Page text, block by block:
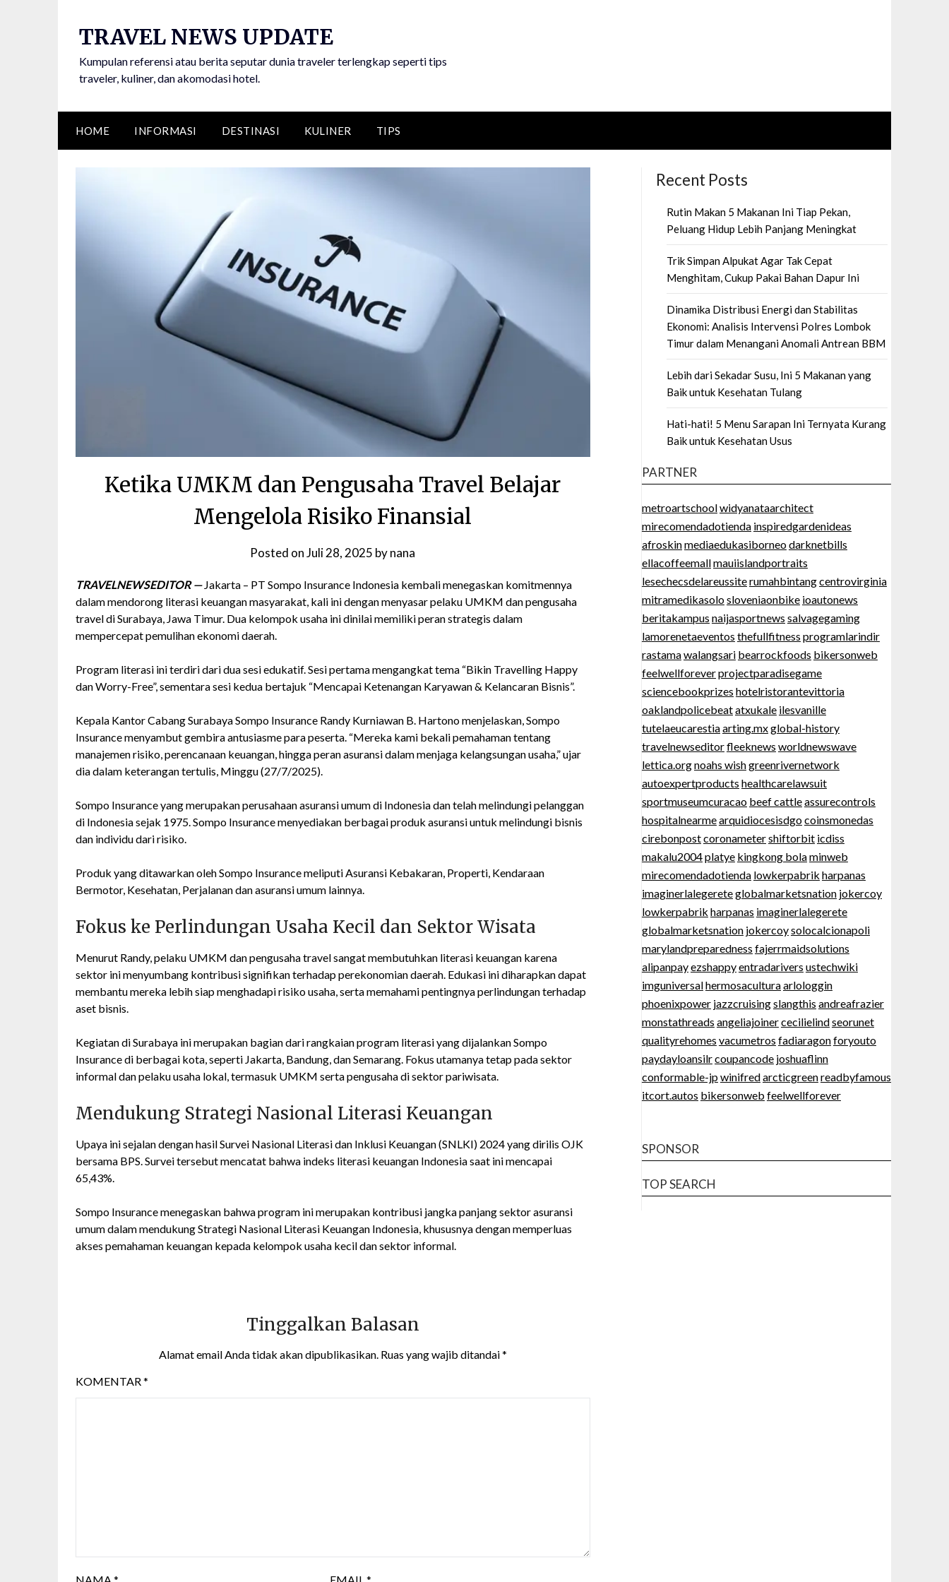
TRAVEL NEWS UPDATE
Kumpulan referensi atau berita seputar dunia traveler terlengkap seperti tips
traveler, kuliner, dan akomodasi hotel.
HOME INFORMASI DESTINASI KULINER TIPS
Ketika UMKM dan Pengusaha Travel Belajar
Mengelola Risiko Finansial
Posted onJuli 28, 2025 bynana
TRAVELNEWSEDITOR —Jakarta – PT Sompo Insurance Indonesia kembali menegaskan komitmennya
dalam mendorong literasi keuangan masyarakat, kali ini dengan menyasar pelaku UMKM dan pengusaha
travel di Surabaya, Jawa Timur. Dua kelompok usaha ini dinilai memiliki peran strategis dalam
mempercepat pemulihan ekonomi daerah.
Program literasi ini terdiri dari dua sesi edukatif. Sesi pertama mengangkat tema “Bikin Travelling Happy
dan Worry-Free”, sementara sesi kedua bertajuk “Mencapai Ketenangan Karyawan & Kelancaran Bisnis”.
Kepala Kantor Cabang Surabaya Sompo Insurance Randy Kurniawan B. Hartono menjelaskan, Sompo
Insurance menyambut gembira antusiasme para peserta. “Mereka kami bekali pemahaman tentang
manajemen risiko, perencanaan keuangan, hingga peran asuransi dalam menjaga kelangsungan usaha,” ujar
dia dalam keterangan tertulis, Minggu (27/7/2025).
Sompo Insurance yang merupakan perusahaan asuransi umum di Indonesia dan telah melindungi pelanggan
di Indonesia sejak 1975. Sompo Insurance menyediakan berbagai produk asuransi untuk melindungi bisnis
dan individu dari risiko.
Produk yang ditawarkan oleh Sompo Insurance meliputi Asuransi Kebakaran, Properti, Kendaraan
Bermotor, Kesehatan, Perjalanan dan asuransi umum lainnya.
Fokus ke Perlindungan Usaha Kecil dan Sektor Wisata
Menurut Randy, pelaku UMKM dan pengusaha travel sangat membutuhkan literasi keuangan karena
sektor ini menyumbang kontribusi signifikan terhadap perekonomian daerah. Edukasi ini diharapkan dapat
membantu mereka lebih siap menghadapi risiko usaha, serta memahami pentingnya perlindungan terhadap
aset bisnis.
Kegiatan di Surabaya ini merupakan bagian dari rangkaian program literasi yang dijalankan Sompo
Insurance di berbagai kota, seperti Jakarta, Bandung, dan Semarang. Fokus utamanya tetap pada sektor
informal dan pelaku usaha lokal, termasuk UMKM serta pengusaha di sektor pariwisata.
Mendukung Strategi Nasional Literasi Keuangan
Upaya ini sejalan dengan hasil Survei Nasional Literasi dan Inklusi Keuangan (SNLKI) 2024 yang dirilis OJK
bersama BPS. Survei tersebut mencatat bahwa indeks literasi keuangan Indonesia saat ini mencapai
65,43%.
Sompo Insurance menegaskan bahwa program ini merupakan kontribusi jangka panjang sektor asuransi
umum dalam mendukung Strategi Nasional Literasi Keuangan Indonesia, khususnya dengan memperluas
akses pemahaman keuangan kepada kelompok usaha kecil dan sektor informal.
Tinggalkan Balasan
Alamat email Anda tidak akan dipublikasikan. Ruas yang wajib ditandai*
KOMENTAR*
Recent Posts
Rutin Makan 5 Makanan Ini Tiap Pekan,
Peluang Hidup Lebih Panjang Meningkat
Trik Simpan Alpukat Agar Tak Cepat
Menghitam, Cukup Pakai Bahan Dapur Ini
Dinamika Distribusi Energi dan Stabilitas
Ekonomi: Analisis Intervensi Polres Lombok
Timur dalam Menangani Anomali Antrean BBM
Lebih dari Sekadar Susu, Ini 5 Makanan yang
Baik untuk Kesehatan Tulang
Hati-hati! 5 Menu Sarapan Ini Ternyata Kurang
Baik untuk Kesehatan Usus
PARTNER
metroartschoolwidyanataarchitect
mirecomendadotienda inspiredgardenideas
afroskinmediaedukasiborneodarknetbills
ellacoffeemallmauiislandportraits
lesechecsdelareussiterumahbintangcentrovirginia
mitramedikasolosloveniaonbike ioautonews
beritakampus naijasportnews salvagegaming
lamorenetaeventos thefullfitness programlarindir
rastamawalangsari bearrockfoods bikersonweb
feelwellforeverprojectparadisegame
sciencebookprizes hotelristorantevittoria
oaklandpolicebeatatxukale ilesvanille
tutelaeucarestiaarting.mxglobal-history
travelnewseditorfleeknews worldnewswave
lettica.orgnoahs wishgreenrivernetwork
autoexpertproducts healthcarelawsuit
sportmuseumcuracao beef cattleassurecontrols
hospitalnearmearquidiocesisdgocoinsmonedas
cirebonpostcoronametershiftorbit icdiss
makalu2004platye kingkong bolaminweb
mirecomendadotienda lowkerpabrik harpanas
imaginerlalegereteglobalmarketsnation jokercoy
lowkerpabrik harpanas imaginerlalegerete
globalmarketsnation jokercoysolocalcionapoli
marylandpreparedness fajerrmaidsolutions
alipanpayezshappyentradarivers ustechwiki
imguniversalhermosaculturaarlologgin
phoenixpower jazzcruisingslangthis andreafrazier
monstathreads angeliajoinercecilielindseorunet
qualityrehomes vacumetros fadiaragonforyouto
paydayloansilrcoupancode joshuaflinn
conformable-jpwinifredarcticgreenreadbyfamous
itcort.autos bikersonweb feelwellforever
SPONSOR
TOP SEARCH